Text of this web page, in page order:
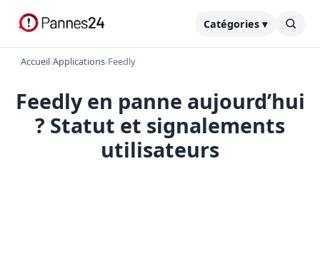
Catégories ▾
Accueil›Applications›Feedly
Feedly en panne aujourd’hui
? Statut et signalements
utilisateurs